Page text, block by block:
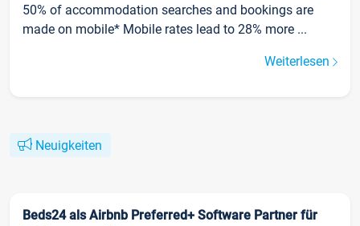
50% of accommodation searches and bookings are
made on mobile* Mobile rates lead to 28% more ...
Weiterlesen
Neuigkeiten
Beds24 als Airbnb Preferred+ Software Partner für